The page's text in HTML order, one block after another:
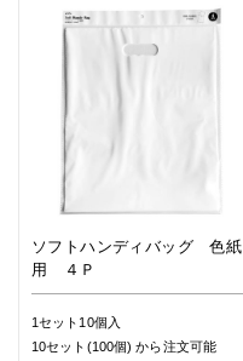
ソフトハンディバッグ 色紙
用 ４Ｐ
1セット10個入
10セット(100個)から注文可能